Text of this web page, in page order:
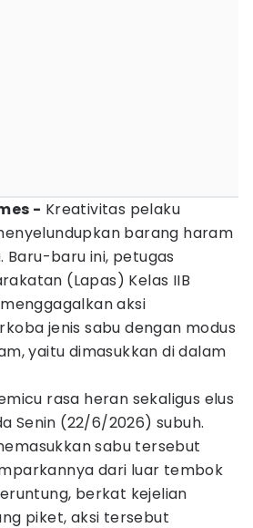
- Kreativitas pelaku
barang haram
Baru-baru ini, petugas
(Lapas) Kelas IIB
aksi
jenis sabu dengan modus
yaitu dimasukkan di dalam
rasa heran sekaligus elus
Senin (22/6/2026) subuh.
sabu tersebut
dari luar tembok
berkat kejelian
piket, aksi tersebut